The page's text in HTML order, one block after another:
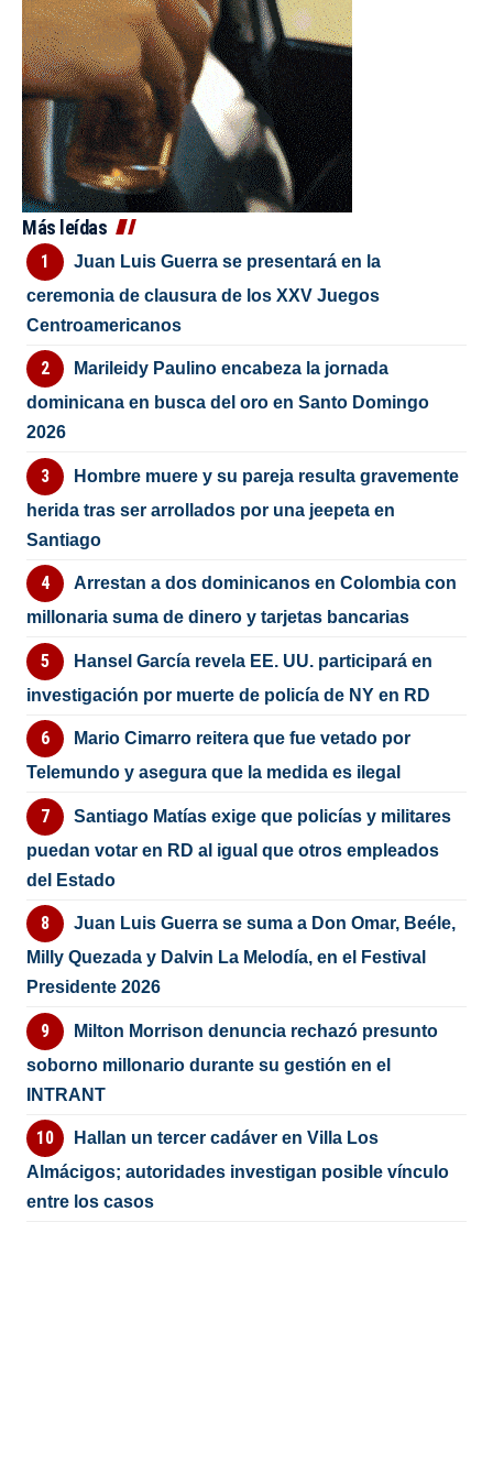
Más leídas
Juan Luis Guerra se presentará en la
ceremonia de clausura de los XXV Juegos
Centroamericanos
Marileidy Paulino encabeza la jornada
dominicana en busca del oro en Santo Domingo
2026
Hombre muere y su pareja resulta gravemente
herida tras ser arrollados por una jeepeta en
Santiago
Arrestan a dos dominicanos en Colombia con
millonaria suma de dinero y tarjetas bancarias
Hansel García revela EE. UU. participará en
investigación por muerte de policía de NY en RD
Mario Cimarro reitera que fue vetado por
Telemundo y asegura que la medida es ilegal
Santiago Matías exige que policías y militares
puedan votar en RD al igual que otros empleados
del Estado
Juan Luis Guerra se suma a Don Omar, Beéle,
Milly Quezada y Dalvin La Melodía, en el Festival
Presidente 2026
Milton Morrison denuncia rechazó presunto
soborno millonario durante su gestión en el
INTRANT
Hallan un tercer cadáver en Villa Los
Almácigos; autoridades investigan posible vínculo
entre los casos